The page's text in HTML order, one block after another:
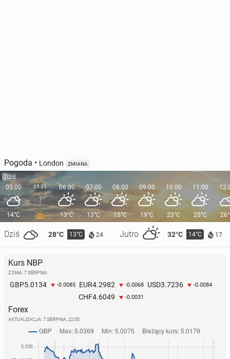
Pogoda • London ZMIANA
Dziś
05:00
14°C
Dziś 28°C 13°C 24 Jutro 32°C 14°C 17
05:35 06:00
13°C
07:00
13°C
08:00
15°C
09:00
19°C
10:00
23°C
11:00
25°C
Kurs NBP
Z DNIA: 7 SIERPNIA
GBP5.0134 -0.0085 EUR4.2982 -0.0068 USD3.7236 -0.0084
CHF4.6049 -0.0031
Forex
AKTUALIZACJA: 7 SIERPNIA, 22:00